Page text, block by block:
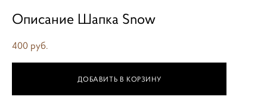
Описание Шапка Snow
400 pуб.
ДОБАВИТЬ В КОРЗИНУ